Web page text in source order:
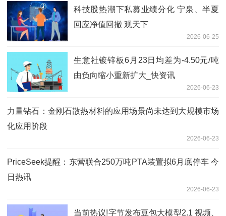
科技股热潮下私募业绩分化 宁泉、半夏
回应净值回撤 观天下
2026-06-25
生意社镀锌板6月23日均差为-4.50元/吨
由负向缩小重新扩大_快资讯
2026-06-23
力量钻石：金刚石散热材料的应用场景尚未达到大规模市场
化应用阶段
2026-06-23
PriceSeek提醒：东营联合250万吨PTA装置拟6月底停车 今
日热讯
2026-06-23
当前热议!字节发布豆包大模型2.1 视频、